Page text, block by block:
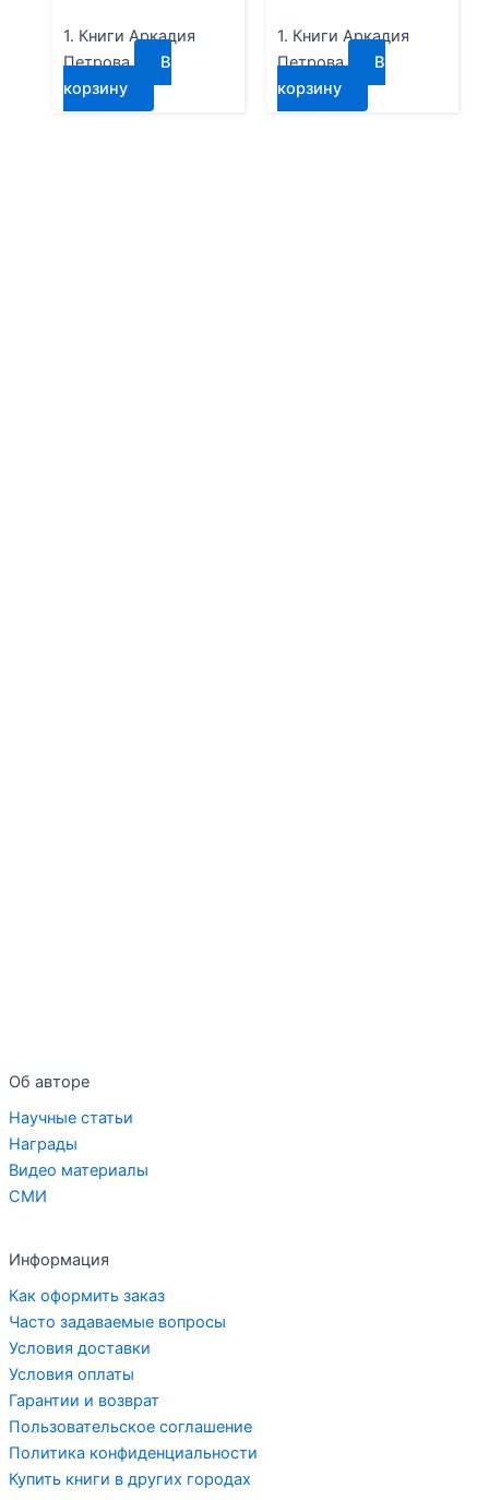
1. Книги Аркадия
Петрова
В
корзину
1. Книги Аркадия
Петрова
В
корзину
Об авторе
Научные статьи
Награды
Видео материалы
СМИ
Информация
Как оформить заказ
Часто задаваемые вопросы
Условия доставки
Условия оплаты
Гарантии и возврат
Пользовательское соглашение
Политика конфиденциальности
Купить книги в других городах